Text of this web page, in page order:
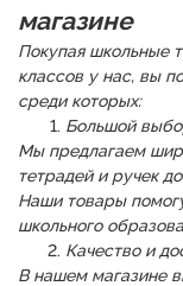
магазине
Покупая школьные
классов у нас, вы
среди которых:
Большой
Мы предлагаем
тетрадей и ручек
Наши товары
школьного
Качество и
В нашем магазине